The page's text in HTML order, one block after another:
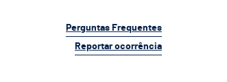
Perguntas Frequentes
Reportar ocorrência